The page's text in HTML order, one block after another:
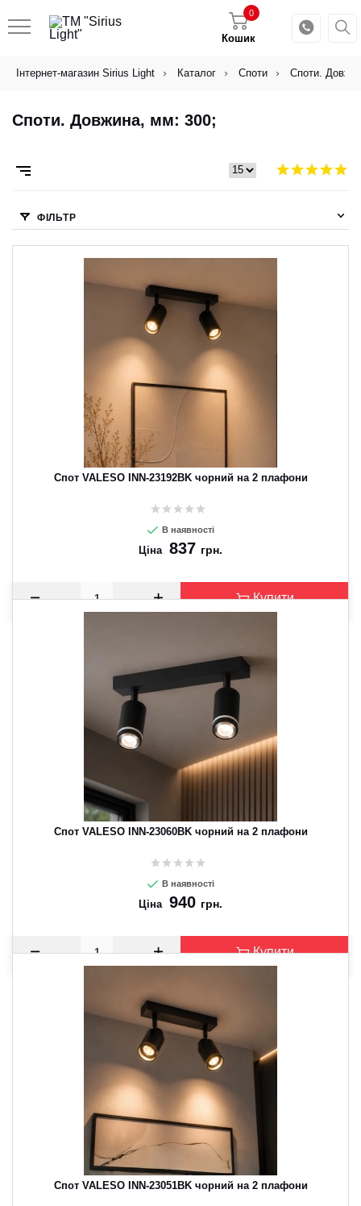
Кошик
0
Інтернет-магазин Sirius Light Каталог Споти Споти.
Споти. Довжина, мм: 300;
ФІЛЬТР
Спот VALESO INN-23192BK чорний на 2 плафони
В наявності
Ціна 837 грн.
Купити
Спот VALESO INN-23060BK чорний на 2 плафони
В наявності
Ціна 940 грн.
Купити
Спот VALESO INN-23051BK чорний на 2 плафони